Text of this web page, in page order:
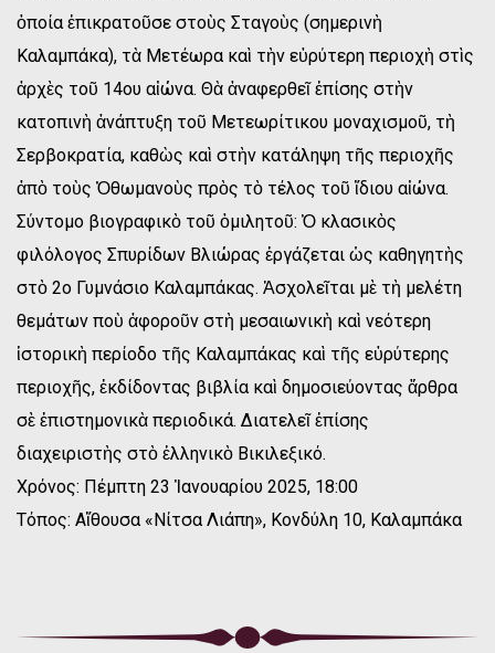
ὁποία ἐπικρατοῦσε στοὺς Σταγοὺς (σημερινὴ
Καλαμπάκα), τὰ Μετέωρα καὶ τὴν εὐρύτερη περιοχὴ στὶς
ἀρχὲς τοῦ 14ου αἰώνα. Θὰ ἀναφερθεῖ ἐπίσης στὴν
κατοπινὴ ἀνάπτυξη τοῦ Μετεωρίτικου μοναχισμοῦ, τὴ
Σερβοκρατία, καθὼς καὶ στὴν κατάληψη τῆς περιοχῆς
ἀπὸ τοὺς Ὀθωμανοὺς πρὸς τὸ τέλος τοῦ ἴδιου αἰώνα.
Σύντομο βιογραφικὸ τοῦ ὁμιλητοῦ: Ὁ κλασικὸς
φιλόλογος Σπυρίδων Βλιώρας ἐργάζεται ὡς καθηγητὴς
στὸ 2ο Γυμνάσιο Καλαμπάκας. Ἀσχολεῖται μὲ τὴ μελέτη
θεμάτων ποὺ ἀφοροῦν στὴ μεσαιωνικὴ καὶ νεότερη
ἱστορικὴ περίοδο τῆς Καλαμπάκας καὶ τῆς εὐρύτερης
περιοχῆς, ἐκδίδοντας βιβλία καὶ δημοσιεύοντας ἄρθρα
σὲ ἐπιστημονικὰ περιοδικά. Διατελεῖ ἐπίσης
διαχειριστὴς στὸ ἑλληνικὸ Βικιλεξικό.
Χρόνος: Πέμπτη 23 Ἰανουαρίου 2025, 18:00
Τόπος: Αἴθουσα «Νίτσα Λιάπη», Κονδύλη 10, Καλαμπάκα